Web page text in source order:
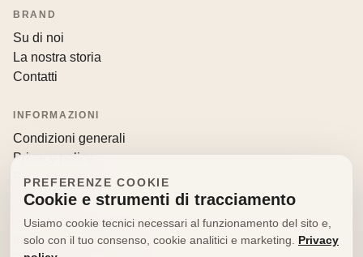
BRAND
Su di noi
La nostra storia
Contatti
INFORMAZIONI
Condizioni generali
Privacy policy
Resi e recessi
info@decorfooditaly.it
PREFERENZE COOKIE
Cookie e strumenti di tracciamento
Usiamo cookie tecnici necessari al funzionamento del sito e,
solo con il tuo consenso, cookie analitici e marketing. Privacy